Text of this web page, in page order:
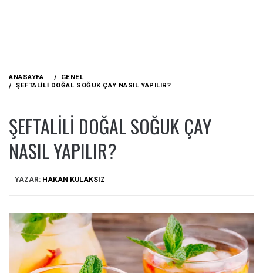
ANASAYFA
GENEL
ŞEFTALILI DOĞAL SOĞUK ÇAY NASIL YAPILIR?
ŞEFTALILI DOĞAL SOĞUK ÇAY
NASIL YAPILIR?
YAZAR: HAKAN KULAKSIZ